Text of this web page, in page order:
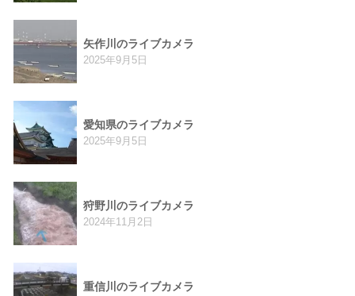
矢作川のライブカメラ
2025年9月5日
愛知県のライブカメラ
2025年9月5日
狩野川のライブカメラ
2024年11月2日
重信川のライブカメラ